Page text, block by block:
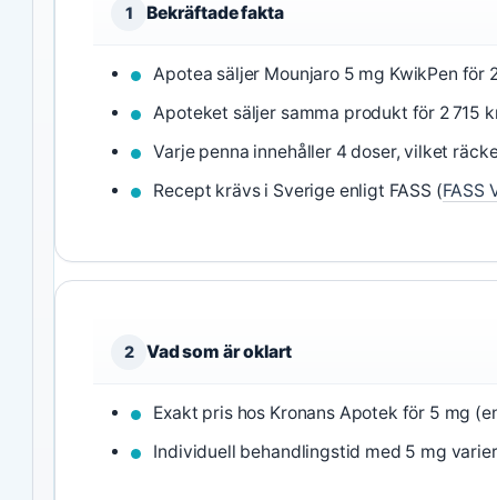
1 Bekräftade fakta
Apotea säljer Mounjaro 5 mg KwikPen för
Apoteket säljer samma produkt för 2 715
Varje penna innehåller 4 doser, vilket
Recept krävs i Sverige enligt FASS (FASS
2 Vad som är oklart
Exakt pris hos Kronans Apotek för 5 mg
Individuell behandlingstid med 5 mg